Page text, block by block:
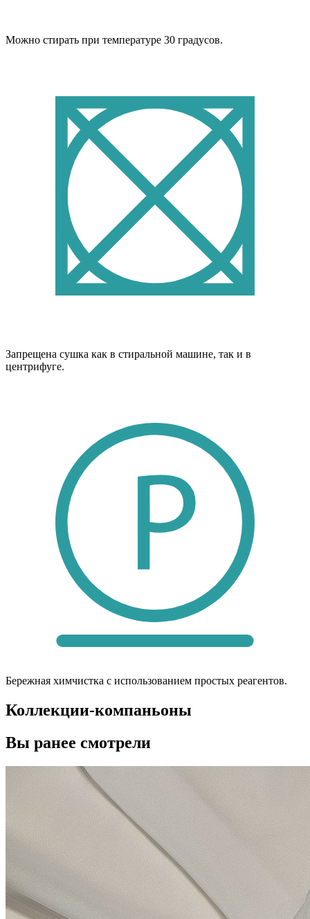
Можно стирать при температуре 30 градусов.
Запрещена сушка как в стиральной машине, так и в
центрифуге.
Бережная химчистка с использованием простых реагентов.
Коллекции-компаньоны
Вы ранее смотрели